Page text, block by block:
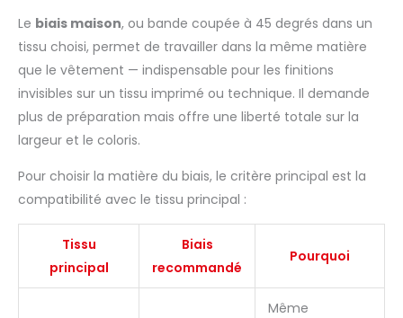
Le biais maison, ou bande coupée à 45 degrés dans un
tissu choisi, permet de travailler dans la même matière
que le vêtement — indispensable pour les finitions
invisibles sur un tissu imprimé ou technique. Il demande
plus de préparation mais offre une liberté totale sur la
largeur et le coloris.
Pour choisir la matière du biais, le critère principal est la
compatibilité avec le tissu principal :
Tissu
principal
Biais
recommandé
Pourquoi
Même